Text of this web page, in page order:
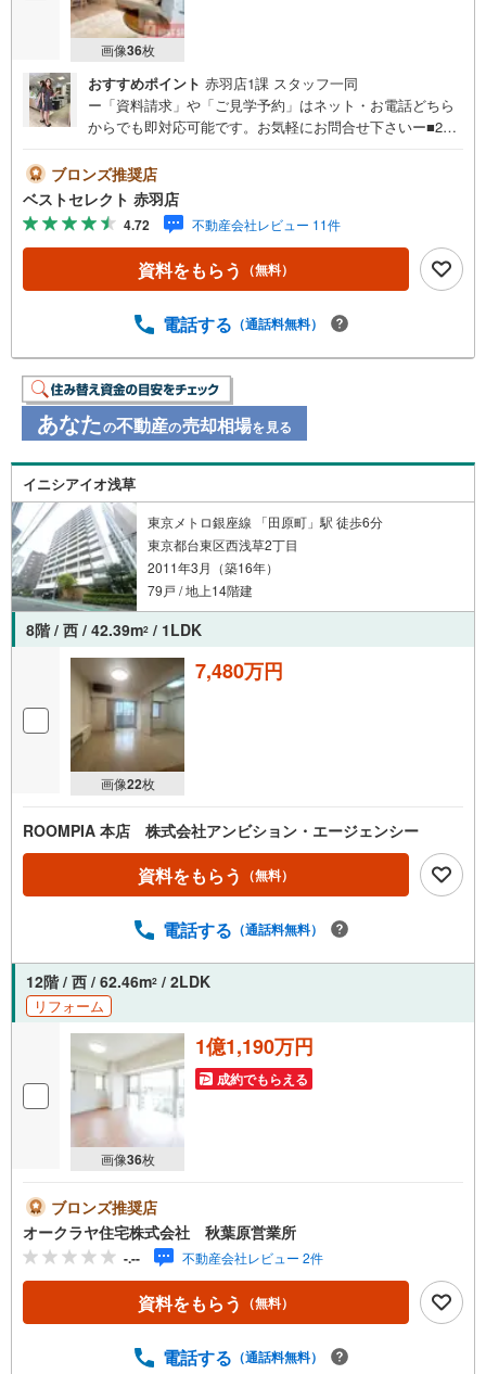
画像36枚
おすすめポイント 赤羽店1課 スタッフ一同
ー「資料請求」や「ご見学予約」はネット・お電話どちら
からでも即対応可能です。お気軽にお問合せ下さいー■201
15階建て10階部分の南向き住戸で陽当り＆眺望良好■専有
面積:70.62平米の3LDK■新規内装リフォーム施工済みでキ
レイなお住まい■家事負担の軽減ができるビルトイン食洗機
付きシステムキッチン■リビングダイニングには床暖房を完
備■くつろぎのバスタイム、追い焚き機能＆浴室暖房乾燥機
付き■ペット飼育可能（1住戸2匹まで、細則あり）■荷物の
トロック完備で安心のセキュリティ■つくばエクスプレス
で徒歩9分ーベストセレクトは創立1985年の売買専門の不
動産会社ー東京・埼玉にて累計販売棟数:40,055棟の実績で
提携住宅ローン金利優遇や豊富な物件情報のご提供が可能
です。住宅ローンにご不安な方お任せ下さい。
ブロンズ推奨店
ベストセレクト 赤羽店
4.72 不動産会社レビュー 11件
資料をもらう （無料）
電話する （通話料無料）
あなたの不動産の売却相場を見る
イニシアイオ浅草
東京メトロ銀座線 「田原町」駅 徒歩6分
東京都台東区西浅草2丁目
2011年3月（築16年）
79戸 / 地上14階建
8階 / 西 / 42.39m2 / 1LDK
画像22枚
7,480万円
ROOMPIA 本店 株式会社アンビション・エージェンシー
資料をもらう （無料）
電話する （通話料無料）
12階 / 西 / 62.46m2 / 2LDK
リフォーム
画像36枚
1億1,190万円
成約でもらえる
ブロンズ推奨店
オークラヤ住宅株式会社 秋葉原営業所
-.-- 不動産会社レビュー 2件
資料をもらう （無料）
電話する （通話料無料）